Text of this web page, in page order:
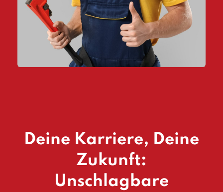
Deine Karriere, Deine
Zukunft:
Unschlagbare